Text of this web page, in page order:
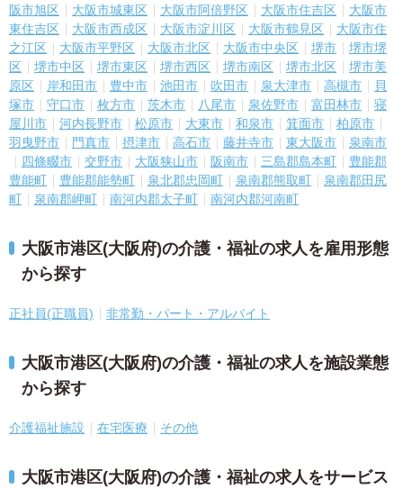
阪市旭区
大阪市城東区 大阪市阿倍野区 大阪市住吉区
大阪市
東住吉区
大阪市西成区 大阪市淀川区 大阪市鶴見区
大阪市住
之江区
大阪市平野区 大阪市北区 大阪市中央区 堺市
堺市堺
区
堺市中区 堺市東区 堺市西区 堺市南区 堺市北区
堺市美
原区
岸和田市 豊中市 池田市 吹田市 泉大津市 高槻市
貝
塚市
守口市 枚方市 茨木市 八尾市 泉佐野市 富田林市
寝
屋川市
河内長野市 松原市 大東市 和泉市 箕面市
柏原市
羽曳野市
門真市 摂津市 高石市 藤井寺市 東大阪市
泉南市
四條畷市
交野市 大阪狭山市 阪南市 三島郡島本町
豊能郡
豊能町
豊能郡能勢町 泉北郡忠岡町 泉南郡熊取町
泉南郡田尻
町
泉南郡岬町 南河内郡太子町 南河内郡河南町
大阪市港区(大阪府)の介護・福祉の求人を雇用形態
から探す
正社員(正職員) 非常勤・パート・アルバイト
大阪市港区(大阪府)の介護・福祉の求人を施設業態
から探す
介護福祉施設 在宅医療 その他
大阪市港区(大阪府)の介護・福祉の求人をサービス